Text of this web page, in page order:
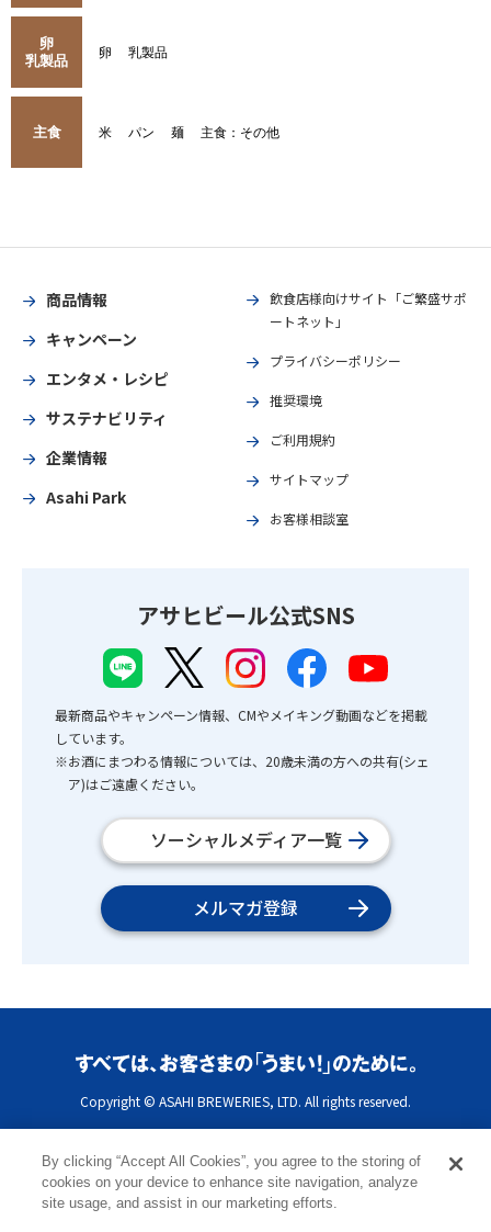
卵
乳製品
卵 乳製品
主食 米 パン 麺 主食：その他
商品情報
キャンペーン
エンタメ・レシピ
サステナビリティ
企業情報
Asahi Park
飲食店様向けサイト「ご繁盛サポ
ートネット」
プライバシーポリシー
推奨環境
ご利用規約
サイトマップ
お客様相談室
アサヒビール公式SNS
最新商品やキャンペーン情報、CMやメイキング動画などを掲載
しています。
※お酒にまつわる情報については、20歳未満の方への共有(シェ
ア)はご遠慮ください。
ソーシャルメディア一覧
メルマガ登録
Copyright © ASAHI BREWERIES, LTD. All rights reserved.
By clicking “Accept All Cookies”, you agree to the storing of
cookies on your device to enhance site navigation, analyze
site usage, and assist in our marketing efforts.